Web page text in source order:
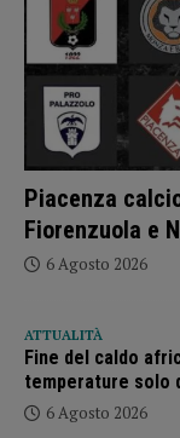
Piacenza
Fiorenzuola e
6 Agosto 2026
ATTUALITÀ
Fine del caldo
temperature solo
6 Agosto 2026